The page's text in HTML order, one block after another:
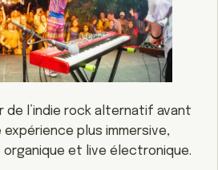
de l’indie rock alternatif avant
plus immersive,
et live électronique.